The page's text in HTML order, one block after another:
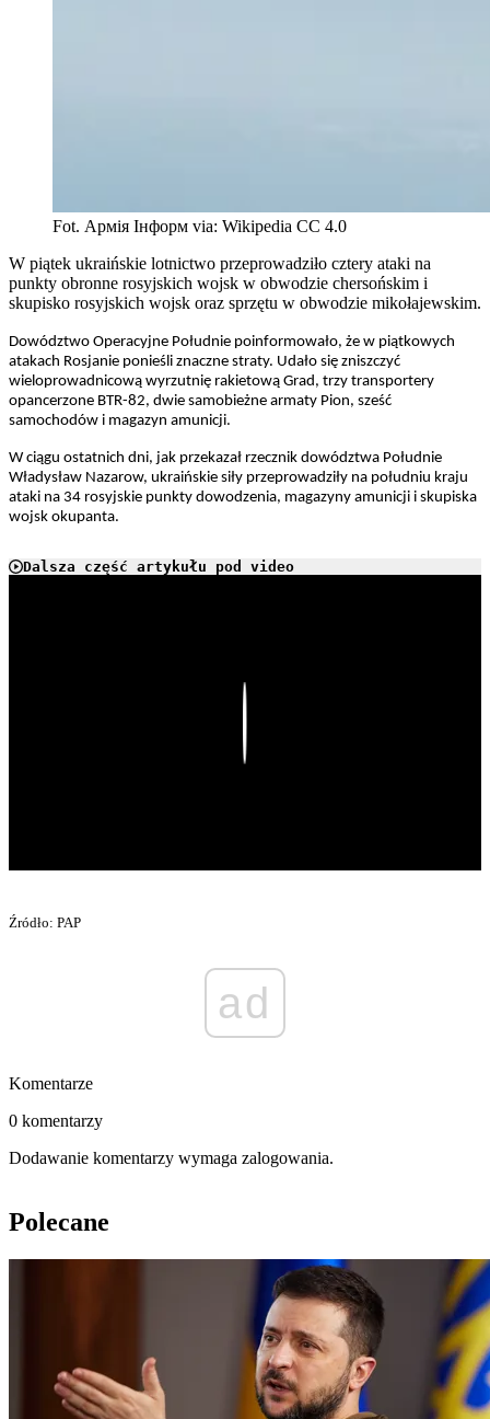
Fot. Армія Інформ via: Wikipedia CC 4.0
W piątek ukraińskie lotnictwo przeprowadziło cztery ataki na
punkty obronne rosyjskich wojsk w obwodzie chersońskim i
skupisko rosyjskich wojsk oraz sprzętu w obwodzie mikołajewskim.
Dowództwo Operacyjne Południe poinformowało, że w piątkowych
atakach Rosjanie ponieśli znaczne straty. Udało się zniszczyć
wieloprowadnicową wyrzutnię rakietową Grad, trzy transportery
opancerzone BTR-82, dwie samobieżne armaty Pion, sześć
samochodów i magazyn amunicji.
W ciągu ostatnich dni, jak przekazał rzecznik dowództwa Południe
Władysław Nazarow, ukraińskie siły przeprowadziły na południu kraju
ataki na 34 rosyjskie punkty dowodzenia, magazyny amunicji i skupiska
wojsk okupanta.
Dalsza część artykułu pod video
Źródło: PAP
ad
Komentarze
0 komentarzy
Dodawanie komentarzy wymaga zalogowania.
Polecane